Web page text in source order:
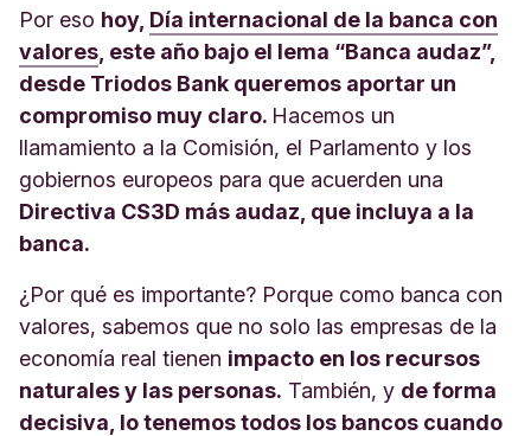
Por eso hoy, Día internacional de la banca con
valores , este año bajo el lema “Banca audaz”,
desde Triodos Bank queremos aportar un
compromiso muy claro. Hacemos un
llamamiento a la Comisión, el Parlamento y los
gobiernos europeos para que acuerden una
Directiva CS3D más audaz, que incluya a la
banca.
¿Por qué es importante? Porque como banca con
valores, sabemos que no solo las empresas de la
economía real tienen impacto en los recursos
naturales y las personas. También, y de forma
decisiva, lo tenemos todos los bancos cuando